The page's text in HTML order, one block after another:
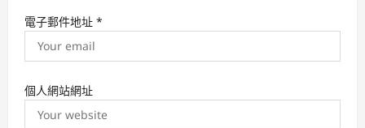
電子郵件地址 *
個人網站網址